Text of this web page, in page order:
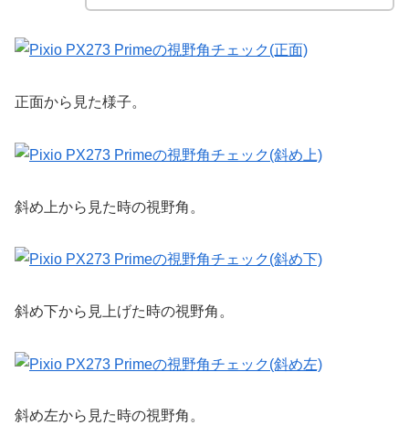
正面から見た様子。
斜め上から見た時の視野角。
斜め下から見上げた時の視野角。
斜め左から見た時の視野角。